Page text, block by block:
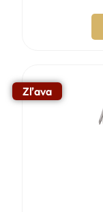
Zľava